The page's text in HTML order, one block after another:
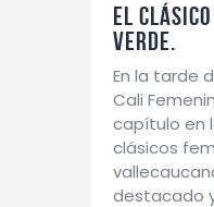
EL
VERDE.
En la tarde
Cali
capítulo en
clásicos
destacado